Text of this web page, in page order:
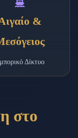
&
Δίκτυο
στο